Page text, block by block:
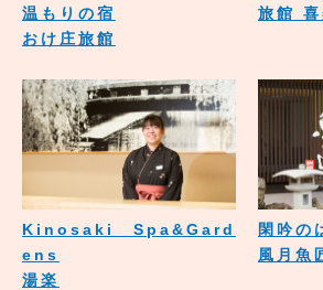
温もりの宿
おけ庄旅館
旅館 喜
Kinosaki Spa&Gard
ens
湯楽
閑吟の
風月魚